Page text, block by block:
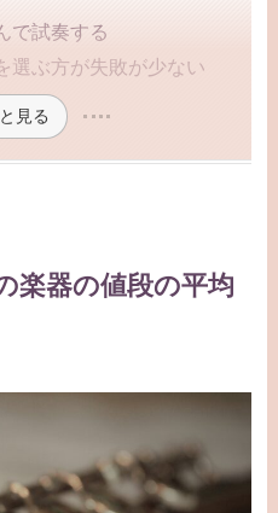
で試奏する
選ぶ方が失敗が少ない
見る
楽器の値段の平均